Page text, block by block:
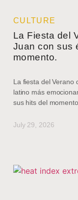
CULTURE
La Fiesta del
Juan con sus
momento.
La fiesta del Verano
latino más
sus hits del
July 29, 2026